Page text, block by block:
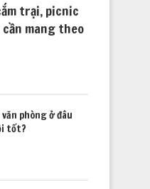
trại, picnic
mang theo
phòng ở đâu
tốt?